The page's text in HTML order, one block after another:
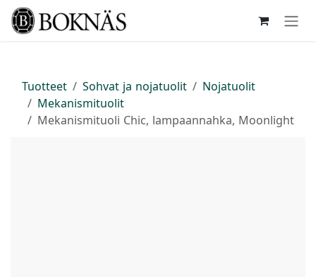
Siirry sisältöön
Tuotteet Sohvat ja nojatuolit
Nojatuolit
Mekanismituolit
Mekanismituoli Chic, lampaannahka, Moonlight